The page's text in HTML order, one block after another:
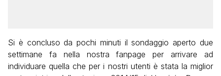
Si è concluso da pochi minuti il sondaggio aperto due
settimane fa nella nostra fanpage per arrivare ad
individuare quella che per i nostri utenti è stata la miglior